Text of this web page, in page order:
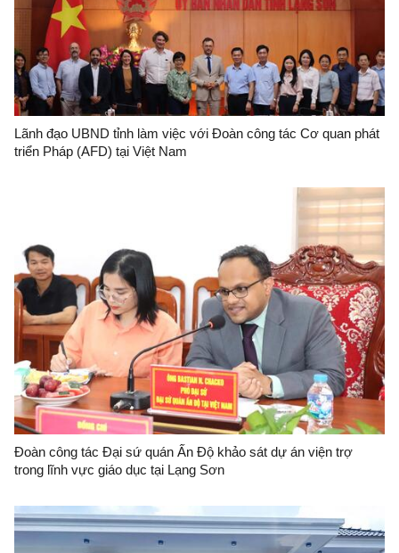
Lãnh đạo UBND tỉnh làm việc với Đoàn công tác Cơ quan phát
triển Pháp (AFD) tại Việt Nam
Đoàn công tác Đại sứ quán Ấn Độ khảo sát dự án viện trợ
trong lĩnh vực giáo dục tại Lạng Sơn